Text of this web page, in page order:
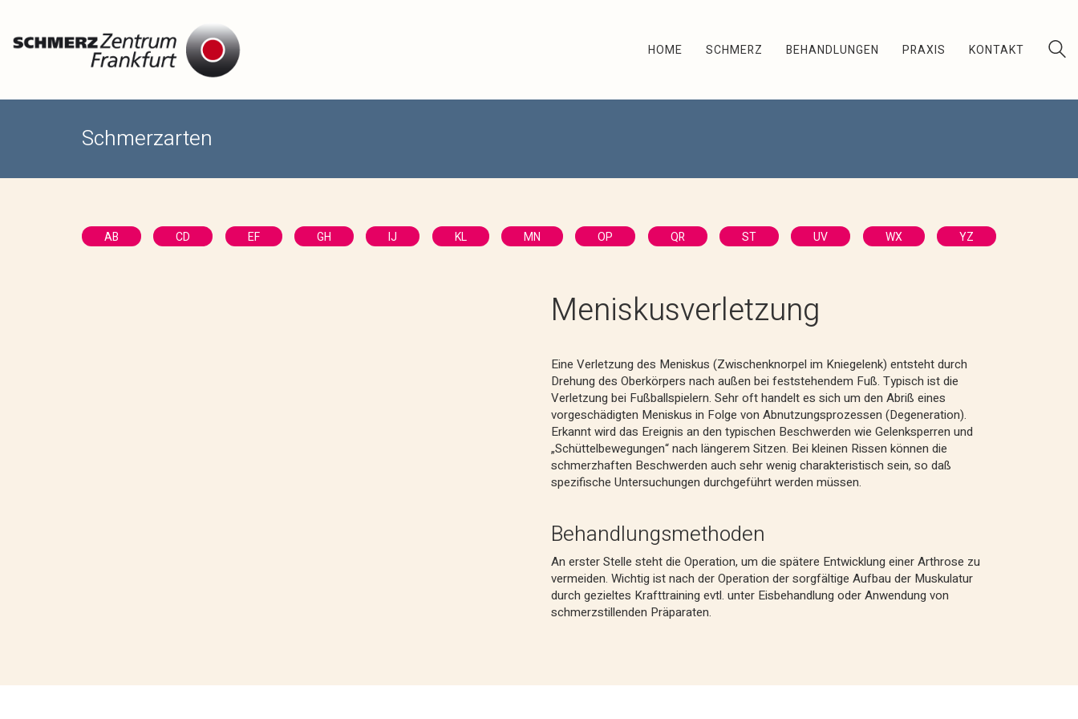
HOME SCHMERZ BEHANDLUNGEN PRAXIS KONTAKT
Schmerzarten
AB CD EF GH IJ KL MN OP QR ST UV WX YZ
Meniskusverletzung
Eine Verletzung des Meniskus (Zwischenknorpel im Kniegelenk) entsteht durch
Drehung des Oberkörpers nach außen bei feststehendem Fuß. Typisch ist die
Verletzung bei Fußballspielern. Sehr oft handelt es sich um den Abriß eines
vorgeschädigten Meniskus in Folge von Abnutzungsprozessen (Degeneration).
Erkannt wird das Ereignis an den typischen Beschwerden wie Gelenksperren und
„Schüttelbewegungen“ nach längerem Sitzen. Bei kleinen Rissen können die
schmerzhaften Beschwerden auch sehr wenig charakteristisch sein, so daß
spezifische Untersuchungen durchgeführt werden müssen.
Behandlungsmethoden
An erster Stelle steht die Operation, um die spätere Entwicklung einer Arthrose zu
vermeiden. Wichtig ist nach der Operation der sorgfältige Aufbau der Muskulatur
durch gezieltes Krafttraining evtl. unter Eisbehandlung oder Anwendung von
schmerzstillenden Präparaten.